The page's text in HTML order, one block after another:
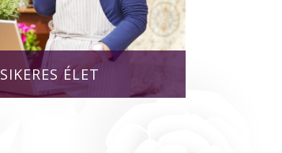
SIKERES ÉLET